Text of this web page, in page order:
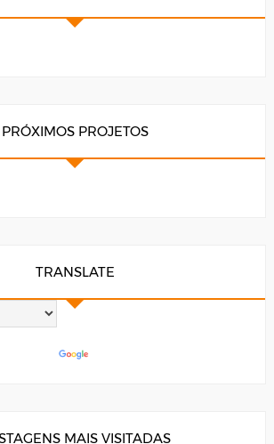
PRÓXIMOS PROJETOS
TRANSLATE
MAIS VISITADAS